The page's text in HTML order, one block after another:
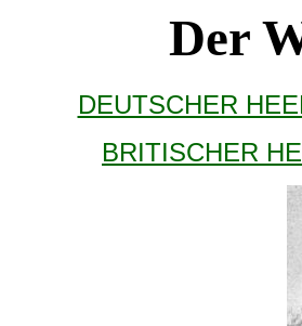
Der
DEUTSCHER
BRITISCHER